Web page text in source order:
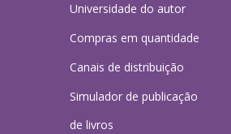
Universidade do autor
Compras em quantidade
Canais de distribuição
Simulador de publicação
de livros